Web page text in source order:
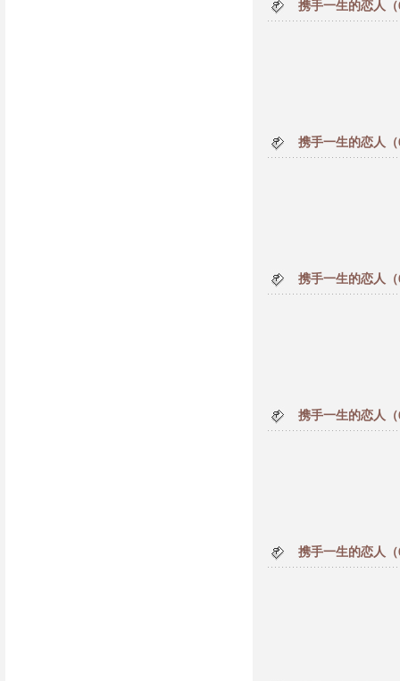
携手一生的恋人（
携手一生的恋人（
携手一生的恋人（
携手一生的恋人（
携手一生的恋人（